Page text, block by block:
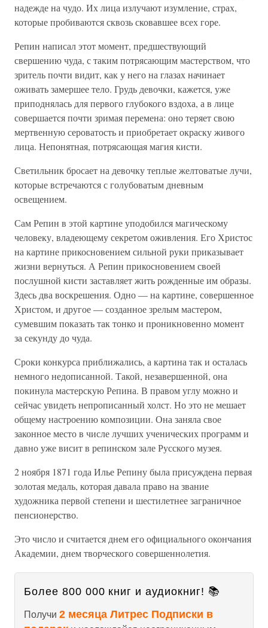
надежде на чудо. Их лица излучают изумление, страх,
которые пробиваются сквозь сковавшее всех горе.
Репин написал этот момент, предшествующий
свершению чуда, с таким потрясающим мастерством, что
зритель почти видит, как у него на глазах начинает
оживать замершее тело. Грудь девочки, кажется, уже
приподнялась для первого глубокого вздоха, а в лице
совершается почти зримая перемена: оно теряет свою
мертвенную сероватость и приобретает окраску живого
лица. Непонятная, потрясающая магия кисти.
Светильник бросает на девочку теплые желтоватые лучи,
которые встречаются с голубоватым дневным
освещением.
Сам Репин в этой картине уподобился магическому
человеку, владеющему секретом оживления. Его Христос
на картине прикосновением сильной руки приказывает
жизни вернуться. А Репин прикосновением своей
послушной кисти заставляет жить рожденные им образы.
Здесь два воскрешения. Одно — на картине, совершенное
Христом, и другое — созданное зрелым мастером,
сумевшим показать так тонко и проникновенно момент
за секунду до чуда.
Сроки конкурса приближались, а картина так и осталась
немного недописанной. Такой, незавершенной, она
покинула мастерскую Репина. В правом углу можно и
сейчас увидеть непрописанный холст. Но это не мешает
общему настроению композиции. Она заняла свое
законное место в числе лучших ученических программ и
давно уже висит в репинском зале Русского музея.
2 ноября 1871 года Илье Репину была присуждена первая
золотая медаль, которая давала право на звание
художника первой степени и шестилетнее заграничное
пенсионерство.
Это число и считается днем его официального окончания
Академии, днем творческого совершеннолетия.
Более 800 000 книг и аудиокниг! 📚
Получи 2 месяца Литрес Подписки в